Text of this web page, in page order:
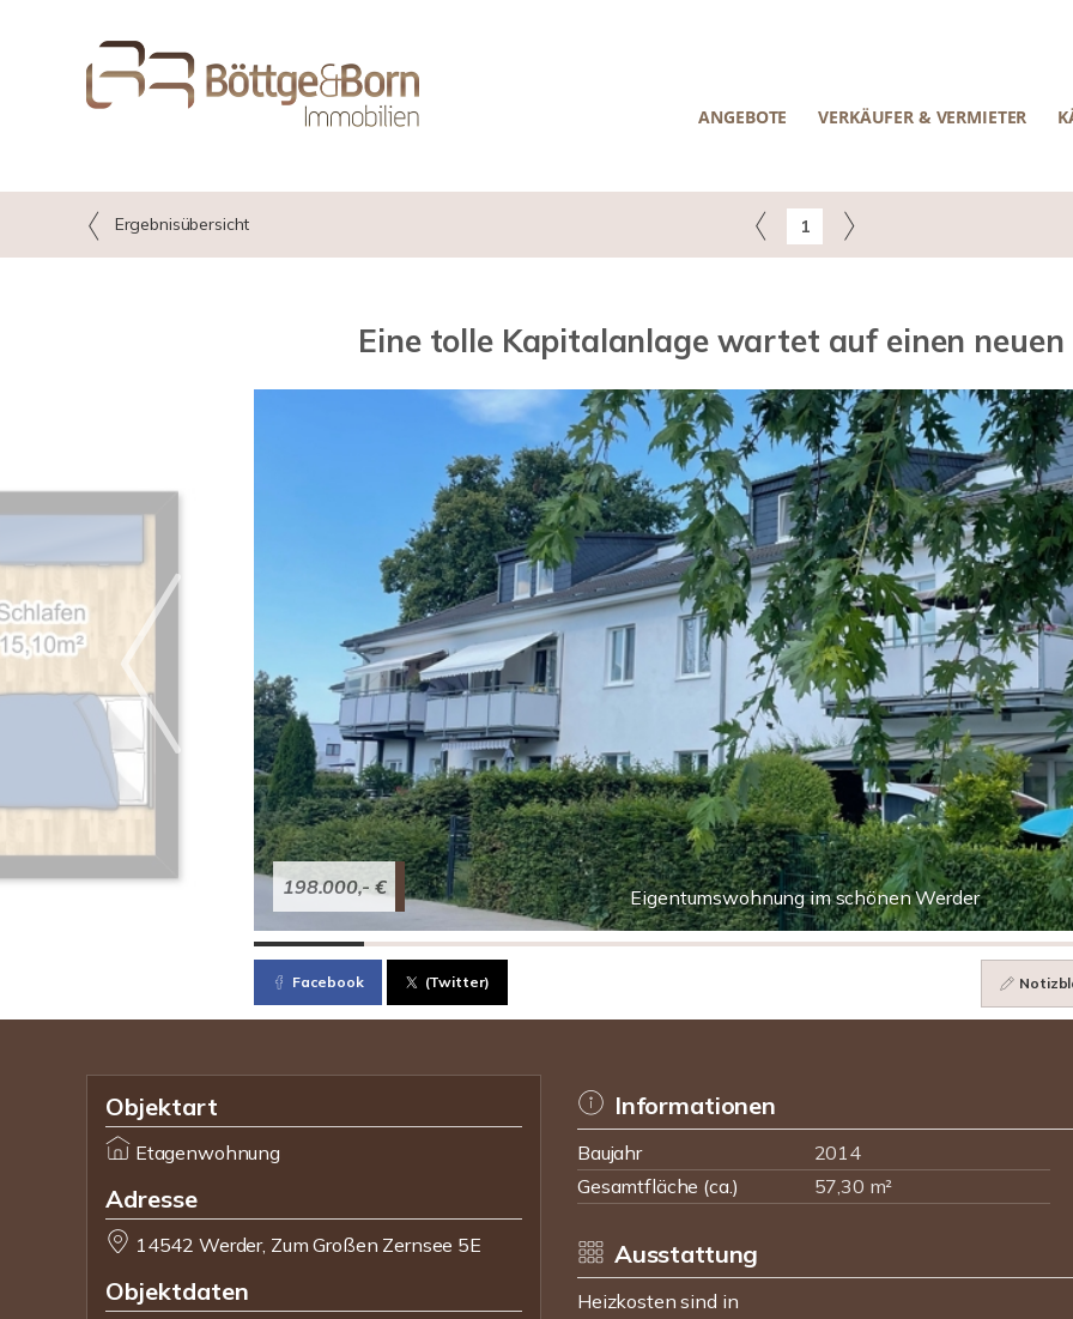
ANGEBOTE VERKÄUFER & VERMIETER
Ergebnisübersicht 1
Eine tolle Kapitalanlage wartet auf einen neuen
Eigentumswohnung im schönen Werder
198.000,- €
Facebook (Twitter)
Objektart
Etagenwohnung
Adresse
14542 Werder, Zum Großen Zernsee 5E
Objektdaten
Informationen
Baujahr 2014
Gesamtfläche (ca.)
57,30 m²
Ausstattung
Heizkosten sind in